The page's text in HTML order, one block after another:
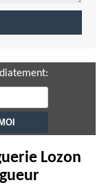
Lozon